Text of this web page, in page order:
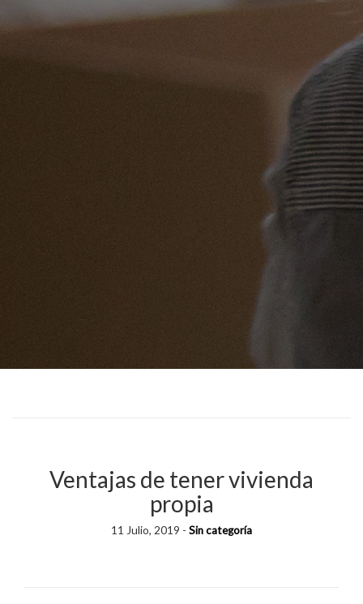
Ventajas de tener vivienda
propia
11 Julio, 2019 - Sin categoría